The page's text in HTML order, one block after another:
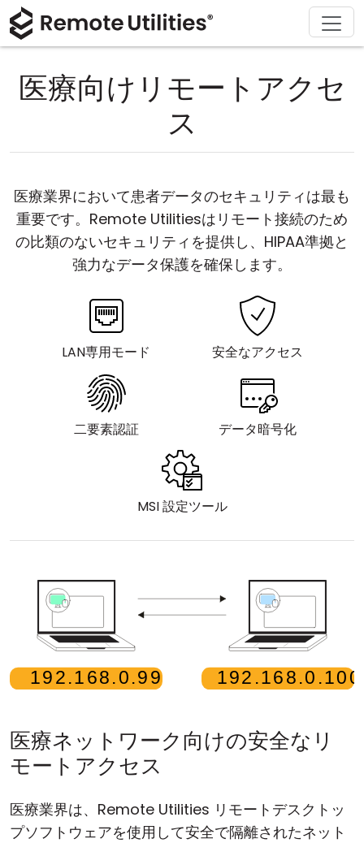
医療向けリモートアクセ
ス
医療業界において患者データのセキュリティは最も
重要です。Remote Utilitiesはリモート接続のため
の比類のないセキュリティを提供し、HIPAA準拠と
強力なデータ保護を確保します。
LAN専用モード 安全なアクセス
二要素認証 データ暗号化
MSI 設定ツール
医療ネットワーク向けの安全なリ
モートアクセス
医療業界は、Remote Utilities リモートデスクトッ
プソフトウェアを使用して安全で隔離されたネット
製品
セキュリティ
接続モード
無人アクセス
Active Directory サポート
MSI 設定
クラウド＆オンプレミス
ソリューション
製造および小売
情報技術
ダウンロード
macOS
購入
ライセンスアシスタント
ライセンスのアップグレード
サポート
ドキュメント
会社概要
プレスルーム